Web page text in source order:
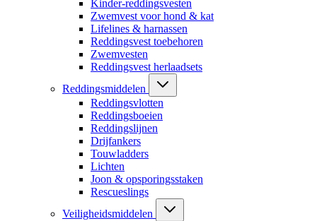
Kinder-reddingsvesten
Zwemvest voor hond & kat
Lifelines & harnassen
Reddingsvest toebehoren
Zwemvesten
Reddingsvest herlaadsets
Reddingsmiddelen
Reddingsvlotten
Reddingsboeien
Reddingslijnen
Drijfankers
Touwladders
Lichten
Joon & opsporingsstaken
Rescueslings
Veiligheidsmiddelen